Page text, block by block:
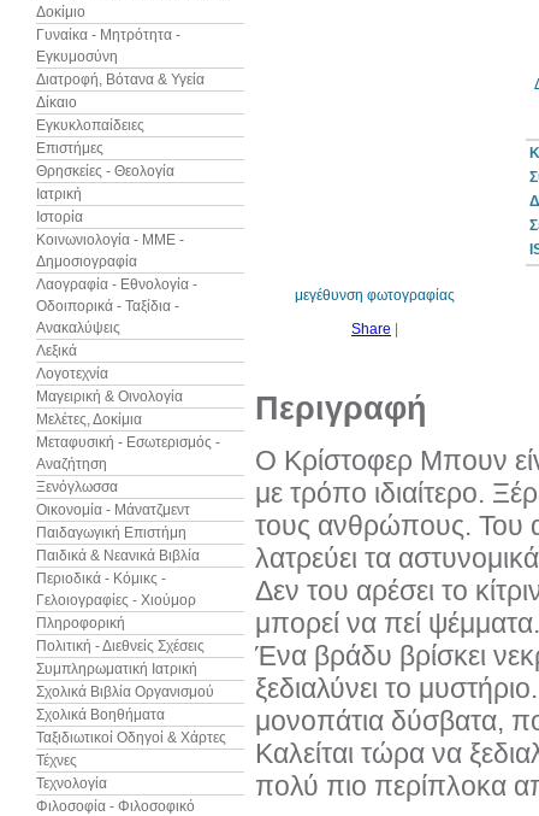
Δοκίμιο
Γυναίκα - Μητρότητα -
Εγκυμοσύνη
Διατροφή, Βότανα & Υγεία
Δίκαιο
Εγκυκλοπαίδειες
Επιστήμες
Θρησκείες - Θεολογία
Ιατρική
Ιστορία
Κοινωνιολογία - ΜΜΕ -
Δημοσιογραφία
Λαογραφία - Εθνολογία -
Οδοιπορικά - Ταξίδια -
Ανακαλύψεις
Λεξικά
Λογοτεχνία
Μαγειρική & Οινολογία
Μελέτες, Δοκίμια
Μεταφυσική - Εσωτερισμός -
Αναζήτηση
Ξενόγλωσσα
Οικονομία - Μάνατζμεντ
Παιδαγωγική Επιστήμη
Παιδικά & Νεανικά Βιβλία
Περιοδικά - Κόμικς -
Γελοιογραφίες - Χιούμορ
Πληροφορική
Πολιτική - Διεθνείς Σχέσεις
Συμπληρωματική Ιατρική
Σχολικά Βιβλία Οργανισμού
Σχολικά Βοηθήματα
Ταξιδιωτικοί Οδηγοί & Χάρτες
Τέχνες
Τεχνολογία
Φιλοσοφία - Φιλοσοφικό
μεγέθυνση φωτογραφίας
Share
Περιγραφή
Ο Κρίστοφερ Μπουν
με τρόπο ιδιαίτερο.
τους ανθρώπους. Του
λατρεύει τα
Δεν του αρέσει το
μπορεί να πεί ψέμματα.
Ένα βράδυ βρίσκει
ξεδιαλύνει το
μονοπάτια δύσβατα,
Καλείται τώρα να
πολύ πιο περίπλοκα